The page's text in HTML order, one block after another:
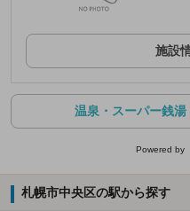
施設
温泉・スーパー銭
Powered by
札幌市中央区の駅から探す